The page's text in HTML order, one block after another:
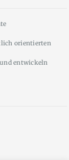
orientierten
entwickeln